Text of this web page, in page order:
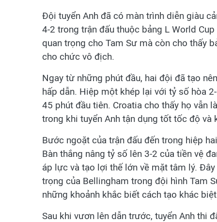
Đội tuyển Anh đã có màn trình diễn giàu
4-2 trong trận đấu thuộc bảng L World
quan trọng cho Tam Sư mà còn cho thấy
cho chức vô địch.
Ngay từ những phút đầu, hai đội đã tạo
hấp dẫn. Hiệp một khép lại với tỷ số hòa
45 phút đầu tiên. Croatia cho thấy họ vẫn
trong khi tuyển Anh tận dụng tốt tốc độ
Bước ngoặt của trận đấu đến trong hiệp
Bàn thắng nâng tỷ số lên 3-2 của tiền vệ
áp lực và tạo lợi thế lớn về mặt tâm lý.
trọng của Bellingham trong đội hình Tam
những khoảnh khắc biết cách tạo khác
Sau khi vươn lên dẫn trước, tuyển Anh thi